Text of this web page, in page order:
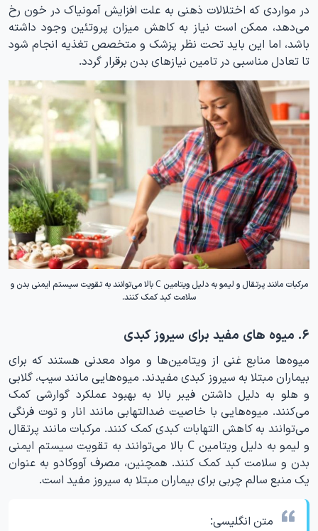
در مواردی که اختلالات ذهنی به علت افزایش آمونیاک در خون رخ
می‌دهد، ممکن است نیاز به کاهش میزان پروتئین وجود داشته
باشد، اما این باید تحت نظر پزشک و متخصص تغذیه انجام شود
تا تعادل مناسبی در تامین نیازهای بدن برقرار گردد.
مرکبات مانند پرتقال و لیمو به دلیل ویتامین C بالا می‌توانند به تقویت سیستم ایمنی بدن و
سلامت کبد کمک کنند.
۶. میوه های مفید برای سیروز کبدی
میوه‌ها منابع غنی از ویتامین‌ها و مواد معدنی هستند که برای
بیماران مبتلا به سیروز کبدی مفیدند. میوه‌هایی مانند سیب، گلابی
و هلو به دلیل داشتن فیبر بالا به بهبود عملکرد گوارشی کمک
می‌کنند. میوه‌هایی با خاصیت ضدالتهابی مانند انار و توت فرنگی
می‌توانند به کاهش التهابات کبدی کمک کنند. مرکبات مانند پرتقال
و لیمو به دلیل ویتامین C بالا می‌توانند به تقویت سیستم ایمنی
بدن و سلامت کبد کمک کنند. همچنین، مصرف آووکادو به عنوان
یک منبع سالم چربی برای بیماران مبتلا به سیروز مفید است.
متن انگلیسی: